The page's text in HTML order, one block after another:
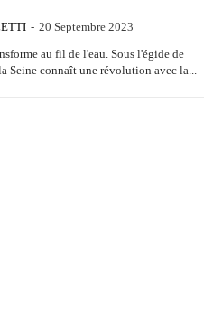
- 20 Septembre 2023
au fil de l'eau. Sous l'égide de
Seine connaît une révolution avec la...